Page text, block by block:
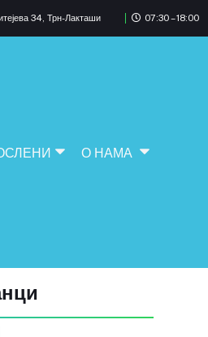
34, Трн-Лакташи 07:30 – 18:00
О НАМА